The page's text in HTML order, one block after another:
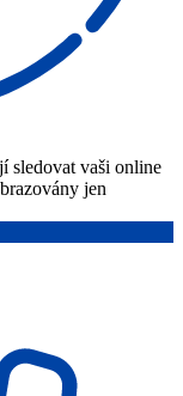
sledovat vaši online
jen